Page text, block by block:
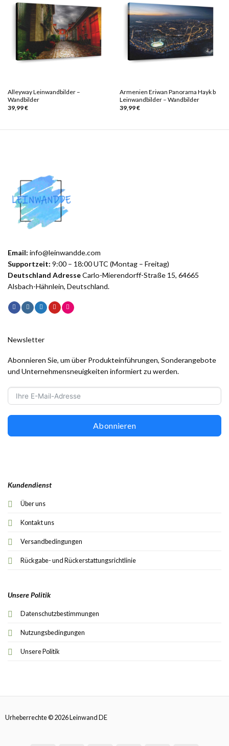
Alleyway Leinwandbilder –
Wandbilder
39,99€
Armenien Eriwan Panorama Hayk b
Leinwandbilder – Wandbilder
39,99€
Email: info@leinwandde.com
Supportzeit: 9:00 – 18:00 UTC (Montag – Freitag)
Deutschland AdresseCarlo-Mierendorff-Straße 15, 64665
Alsbach-Hähnlein, Deutschland.
Kundendienst
Über uns
Kontakt uns
Versandbedingungen
Rückgabe- und Rückerstattungsrichtlinie
Unsere Politik
Datenschutzbestimmungen
Nutzungsbedingungen
Unsere Politik
Newsletter
Abonnieren Sie, um über Produkteinführungen, Sonderangebote
und Unternehmensneuigkeiten informiert zu werden.
Abonnieren
Urheberrechte © 2026 Leinwand DE